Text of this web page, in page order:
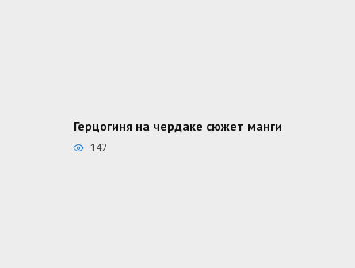
Герцогиня на чердаке сюжет манги
142